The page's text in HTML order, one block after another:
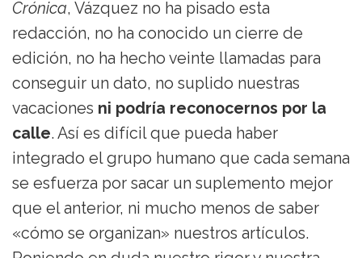
Crónica, Vázquez no ha pisado esta
redacción, no ha conocido un cierre de
edición, no ha hecho veinte llamadas para
conseguir un dato, no suplido nuestras
vacaciones ni podría reconocernos por la
calle. Así es difícil que pueda haber
integrado el grupo humano que cada semana
se esfuerza por sacar un suplemento mejor
que el anterior, ni mucho menos de saber
«cómo se organizan» nuestros artículos.